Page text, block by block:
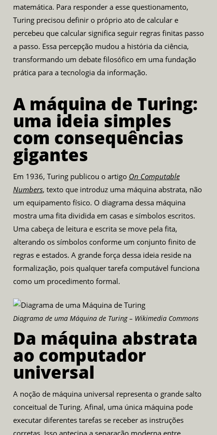
matemática. Para responder a esse questionamento,
Turing precisou definir o próprio ato de calcular e
percebeu que calcular significa seguir regras finitas passo
a passo. Essa percepção mudou a história da ciência,
transformando um debate filosófico em uma fundação
prática para a tecnologia da informação.
A máquina de Turing:
uma ideia simples
com consequências
gigantes
Em 1936, Turing publicou o artigo On Computable
Numbers, texto que introduz uma máquina abstrata, não
um equipamento físico. O diagrama dessa máquina
mostra uma fita dividida em casas e símbolos escritos.
Uma cabeça de leitura e escrita se move pela fita,
alterando os símbolos conforme um conjunto finito de
regras e estados. A grande força dessa ideia reside na
formalização, pois qualquer tarefa computável funciona
como um procedimento formal.
Diagrama de uma Máquina de Turing – Wikimedia Commons
Da máquina abstrata
ao computador
universal
A noção de máquina universal representa o grande salto
conceitual de Turing. Afinal, uma única máquina pode
executar diferentes tarefas se receber as instruções